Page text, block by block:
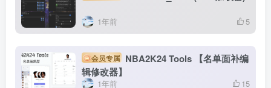
1年前 5
会员专属 NBA2K24 Tools 【名单面补编
辑修改器】
1年前 15